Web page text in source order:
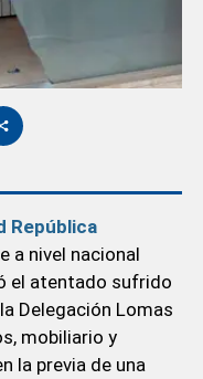
República
a nivel nacional
el atentado sufrido
Delegación Lomas
mobiliario y
la previa de una